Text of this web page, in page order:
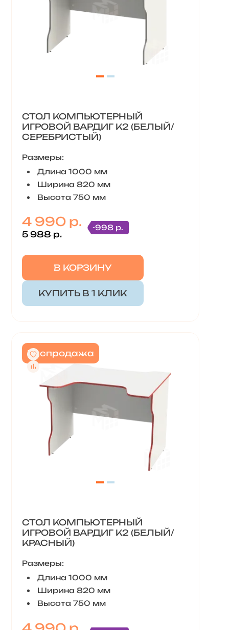
СТОЛ КОМПЬЮТЕРНЫЙ
ИГРОВОЙ ВАРДИГ K2 (БЕЛЫЙ/
СЕРЕБРИСТЫЙ)
Размеры:
Длина 1000 мм
Ширина 820 мм
Высота 750 мм
4 990 р.
5 988 р.
-998 р.
В КОРЗИНУ
КУПИТЬ В 1 КЛИК
Распродажа
СТОЛ КОМПЬЮТЕРНЫЙ
ИГРОВОЙ ВАРДИГ K2 (БЕЛЫЙ/
КРАСНЫЙ)
Размеры:
Длина 1000 мм
Ширина 820 мм
Высота 750 мм